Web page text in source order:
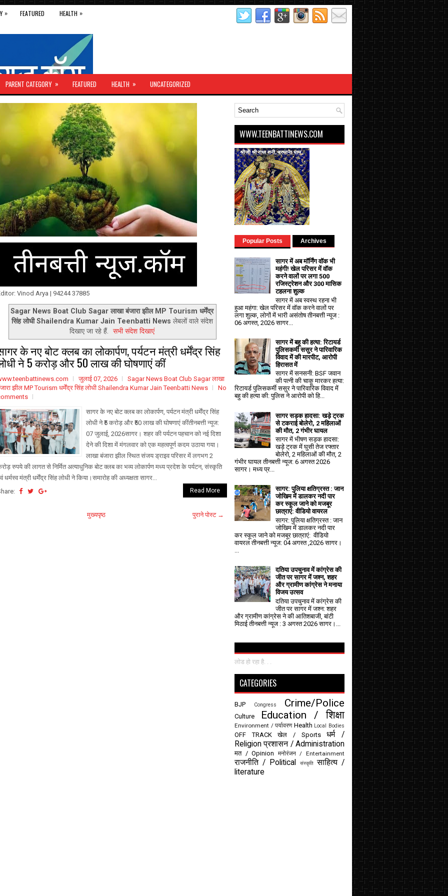
» FEATURED HEALTH »
PARENT CATEGORY » FEATURED HEALTH » UNCATEGORIZED
Vinod Arya | 94244 37885
Sagar News Boat Club Sagar लाखा बंजारा झील MP Tourism धर्मेंद्र
सिंह लोधी Shailendra Kumar Jain Teenbatti News लेबलों वाले संदेश
दिखाए जा रहे हैं.
सभी संदेश दिखाएं
के नए बोट क्लब का लोकार्पण, पर्यटन मंत्री धर्मेंद्र सिंह
ने ₹5 करोड़ और ₹50 लाख की घोषणाएं कीं
जुलाई 07, 2026
Sagar News Boat Club Sagar लाखा
झील MP Tourism धर्मेंद्र सिंह लोधी Shailendra Kumar Jain Teenbatti News
No
सागर के नए बोट क्लब का लोकार्पण, पर्यटन मंत्री धर्मेंद्र सिंह
लोधी ने ₹5 करोड़ और ₹50 लाख की घोषणाएं कींतीनबत्ती न्यूज:
07 जुलाई, 2026सागर। शहर की पर्यटन पहचान को नई दिशा
देने की दिशा में मंगलवार को एक महत्वपूर्ण कदम उठाया गया।
लाखा बंजारा झील स्थित संजय ड्राइव परिसर में लगभग 2
रुपये की लागत से निर्मित अत्याधुनिक बोट क्लब का भव्य लोकार्पण मध्य प्रदेश के पर्यटन, संस्कृति
धर्मस्व मंत्री धर्मेंद्र सिंह लोधी ने किया।समारोह की अध्यक्षता सागर...
Read More
पुराने पोस्ट →
मुख्यपृष्ठ
WWW.TEENBATTINEWS.COM
Popular Posts Archives
सागर में अब मॉर्निंग वॉक भी
महंगी! खेल परिसर में वॉक
करने वालों पर लगा ₹500
रजिस्ट्रेशन और ₹300 मासिक
टहलना शुल्क
सागर में अब स्वस्थ रहना भी
हुआ महंगा: खेल परिसर में वॉक करने वालों पर
लगा शुल्क, लोगों में भारी असंतोष तीनबत्ती न्यूज :
06 अगस्त, 2026 सागर...
सागर में बहू की हत्या: रिटायर्ड
पुलिसकर्मी ससुर ने पारिवारिक
विवाद में की मारपीट, आरोपी
हिरासत में
सागर में सनसनी: BSF जवान
की पत्नी की चाकू मारकर हत्या:
रिटायर्ड पुलिसकर्मी ससुर ने पारिवारिक विवाद में
बहु की हत्या की: पुलिस ने आरोपी को हि...
सागर सड़क हादसा: खड़े ट्रक
से टकराई बोलेरो, 2 महिलाओं
की मौत, 2 गंभीर घायल
सागर में भीषण सड़क हादसा:
खड़े ट्रक में घुसी तेज रफ्तार
बोलेरो, 2 महिलाओं की मौत, 2
गंभीर घायल तीनबत्ती न्यूज: 6 अगस्त 2026
सागर। मध्य प्र...
सागर: पुलिया क्षतिग्रस्त : जान
जोखिम में डालकर नदी पार
कर स्कूल जाने को मजबूर
छात्राएं: वीडियो वायरल
सागर: पुलिया क्षतिग्रस्त : जान
जोखिम में डालकर नदी पार
कर स्कूल जाने को मजबूर छात्राएं: वीडियो
वायरल तीनबत्ती न्यूज: 04 अगस्त ,2026 सागर।
...
दतिया उपचुनाव में कांग्रेस की
जीत पर सागर में जश्न, शहर
और ग्रामीण कांग्रेस ने मनाया
विजय उत्सव
दतिया उपचुनाव में कांग्रेस की
जीत पर सागर में जश्न: शहर
और ग्रामीण कांग्रेस ने की आतिशबाजी, बांटी
मिठाई तीनबत्ती न्यूज : 3 अगस्त 2026 सागर।...
लोड हो रहा है. . .
CATEGORIES
BJP Congress Crime/Police
Culture Education / शिक्षा
Environment / पर्यावरण Health Local Bodies
OFF TRACK खेल / Sports
धर्म /
Religion प्रशासन / Administration
मत / Opinion मनोरंजन / Entertainment
राजनीति / Political संस्कृति साहित्य /
literature